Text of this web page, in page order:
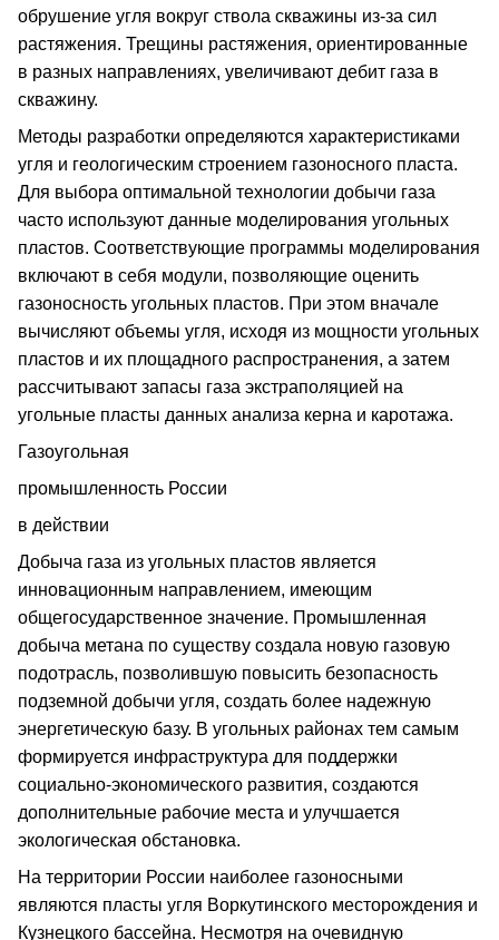
обрушение угля вокруг ствола скважины из-за сил
растяжения. Трещины растяжения, ориентированные
в разных направлениях, увеличивают дебит газа в
скважину.
Методы разработки определяются характеристиками
угля и геологическим строением газоносного пласта.
Для выбора оптимальной технологии добычи газа
часто используют данные моделирования угольных
пластов. Соответствующие программы моделирования
включают в себя модули, позволяющие оценить
газоносность угольных пластов. При этом вначале
вычисляют объемы угля, исходя из мощности угольных
пластов и их площадного распространения, а затем
рассчитывают запасы газа экстраполяцией на
угольные пласты данных анализа керна и каротажа.
Газоугольная
промышленность России
в действии
Добыча газа из угольных пластов является
инновационным направлением, имеющим
общегосударственное значение. Промышленная
добыча метана по существу создала новую газовую
подотрасль, позволившую повысить безопасность
подземной добычи угля, создать более надежную
энергетическую базу. В угольных районах тем самым
формируется инфраструктура для поддержки
социально-экономического развития, создаются
дополнительные рабочие места и улучшается
экологическая обстановка.
На территории России наиболее газоносными
являются пласты угля Воркутинского месторождения и
Кузнецкого бассейна. Несмотря на очевидную